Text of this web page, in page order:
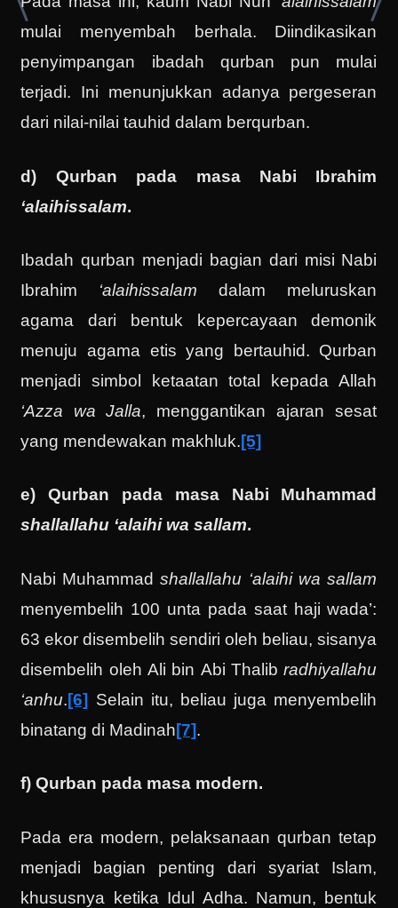
mulai menyembah berhala. Diindikasikan
penyimpangan ibadah qurban pun mulai
terjadi. Ini menunjukkan adanya pergeseran
dari nilai-nilai tauhid dalam berqurban.
d) Qurban pada masa Nabi Ibrahim
‘alaihissalam.
Ibadah qurban menjadi bagian dari misi Nabi
Ibrahim ‘alaihissalam dalam meluruskan
agama dari bentuk kepercayaan demonik
menuju agama etis yang bertauhid. Qurban
menjadi simbol ketaatan total kepada Allah
‘Azza wa Jalla, menggantikan ajaran sesat
yang mendewakan makhluk.[5]
e) Qurban pada masa Nabi Muhammad
shallallahu ‘alaihi wa sallam.
Nabi Muhammadshallallahu ‘alaihi wa sallam
menyembelih 100 unta pada saat haji wada’:
63 ekor disembelih sendiri oleh beliau, sisanya
disembelih oleh Ali bin Abi Thalibradhiyallahu
‘anhu.[6] Selain itu, beliau juga menyembelih
binatang di Madinah[7].
f) Qurban pada masa modern.
Pada era modern, pelaksanaan qurban tetap
menjadi bagian penting dari syariat Islam,
khususnya ketika Idul Adha. Namun, bentuk